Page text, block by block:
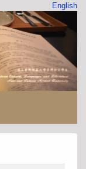
English